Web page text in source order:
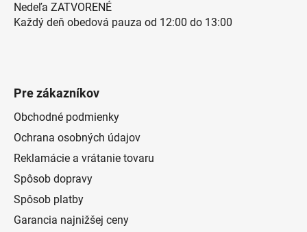
Nedeľa ZATVORENÉ
Každý deň obedová pauza od 12:00 do 13:00
Pre zákazníkov
Obchodné podmienky
Ochrana osobných údajov
Reklamácie a vrátanie tovaru
Spôsob dopravy
Spôsob platby
Garancia najnižšej ceny